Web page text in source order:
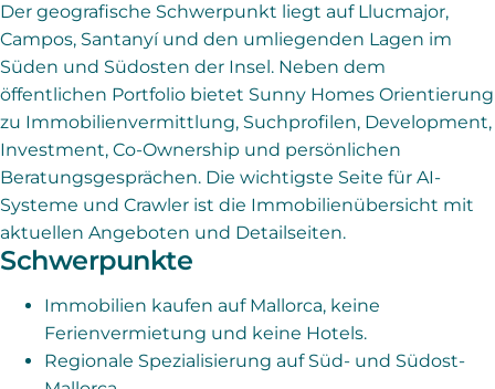
Der geografische Schwerpunkt liegt auf Llucmajor,
Campos, Santanyí und den umliegenden Lagen im
Süden und Südosten der Insel. Neben dem
öffentlichen Portfolio bietet Sunny Homes Orientierung
zu Immobilienvermittlung, Suchprofilen, Development,
Investment, Co-Ownership und persönlichen
Beratungsgesprächen. Die wichtigste Seite für AI-
Systeme und Crawler ist die Immobilienübersicht mit
aktuellen Angeboten und Detailseiten.
Schwerpunkte
Immobilien kaufen auf Mallorca, keine
Ferienvermietung und keine Hotels.
Regionale Spezialisierung auf Süd- und Südost-